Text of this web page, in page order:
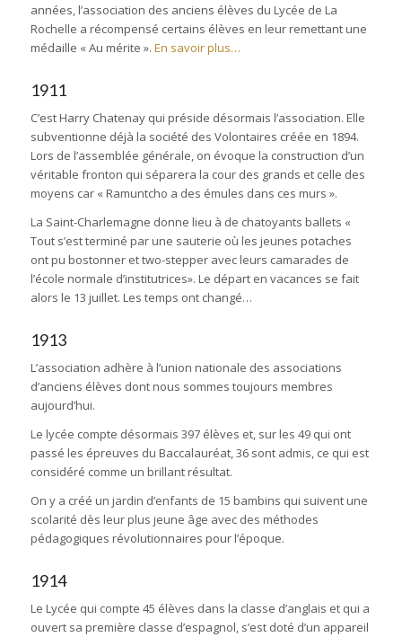
années, l’association des anciens élèves du Lycée de La
Rochelle a récompensé certains élèves en leur remettant une
médaille « Au mérite ». En savoir plus…
1911
C’est Harry Chatenay qui préside désormais l’association. Elle
subventionne déjà la société des Volontaires créée en 1894.
Lors de l’assemblée générale, on évoque la construction d’un
véritable fronton qui séparera la cour des grands et celle des
moyens car « Ramuntcho a des émules dans ces murs ».
La Saint-Charlemagne donne lieu à de chatoyants ballets «
Tout s’est terminé par une sauterie où les jeunes potaches
ont pu bostonner et two-stepper avec leurs camarades de
l’école normale d’institutrices». Le départ en vacances se fait
alors le 13 juillet. Les temps ont changé…
1913
L’association adhère à l’union nationale des associations
d’anciens élèves dont nous sommes toujours membres
aujourd’hui.
Le lycée compte désormais 397 élèves et, sur les 49 qui ont
passé les épreuves du Baccalauréat, 36 sont admis, ce qui est
considéré comme un brillant résultat.
On y a créé un jardin d’enfants de 15 bambins qui suivent une
scolarité dès leur plus jeune âge avec des méthodes
pédagogiques révolutionnaires pour l’époque.
1914
Le Lycée qui compte 45 élèves dans la classe d’anglais et qui a
ouvert sa première classe d’espagnol, s’est doté d’un appareil